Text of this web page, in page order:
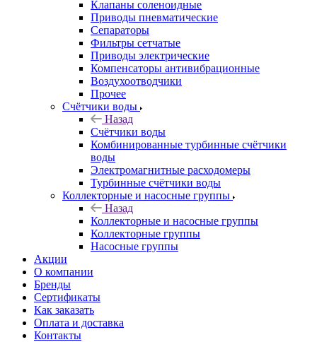
Клапаны соленоидные
Приводы пневматические
Сепараторы
Фильтры сетчатые
Приводы электрические
Компенсаторы антивибрационные
Воздухоотводчики
Прочее
Счётчики воды
Назад
Счётчики воды
Комбинированные турбинные счётчики
воды
Электромагнитные расходомеры
Турбинные счётчики воды
Коллекторные и насосные группы
Назад
Коллекторные и насосные группы
Коллекторные группы
Насосные группы
Акции
О компании
Бренды
Сертификаты
Как заказать
Оплата и доставка
Контакты